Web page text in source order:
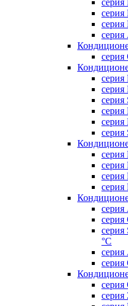
серия
серия
серия
серия
серия
серия
серия
серия
серия
серия
серия
серия
серия
серия
серия
серия
°С
серия
серия
серия